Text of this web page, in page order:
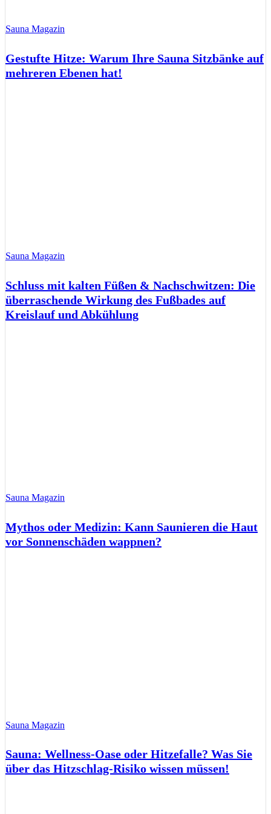
Sauna Magazin
Gestufte Hitze: Warum Ihre Sauna Sitzbänke auf
mehreren Ebenen hat!
Sauna Magazin
Schluss mit kalten Füßen & Nachschwitzen: Die
überraschende Wirkung des Fußbades auf
Kreislauf und Abkühlung
Sauna Magazin
Mythos oder Medizin: Kann Saunieren die Haut
vor Sonnenschäden wappnen?
Sauna Magazin
Sauna: Wellness-Oase oder Hitzefalle? Was Sie
über das Hitzschlag-Risiko wissen müssen!